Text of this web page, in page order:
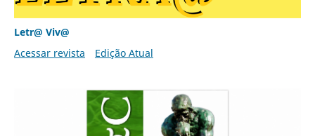
Letr@ Viv@
Acessar revista
Edição Atual